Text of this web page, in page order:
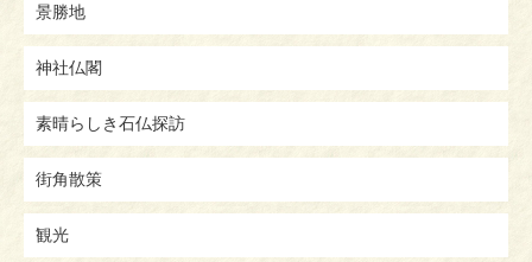
景勝地
神社仏閣
素晴らしき石仏探訪
街角散策
観光